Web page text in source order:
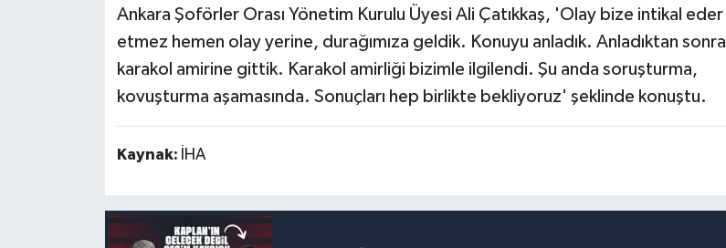
Ankara Şoförler Orası Yönetim Kurulu Üyesi Ali Çatıkkaş, 'Olay bize intikal eder
etmez hemen olay yerine, durağımıza geldik. Konuyu anladık. Anladıktan sonra
karakol amirine gittik. Karakol amirliği bizimle ilgilendi. Şu anda soruşturma,
kovuşturma aşamasında. Sonuçları hep birlikte bekliyoruz' şeklinde konuştu.
Kaynak: İHA